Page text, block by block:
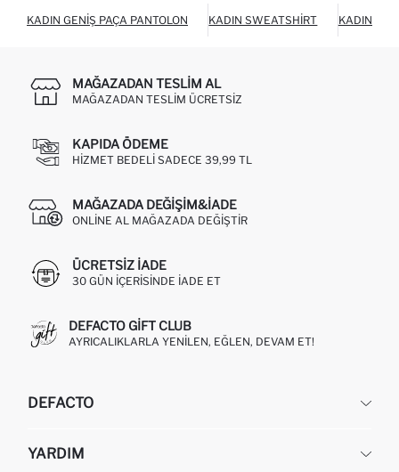
KADIN GENIŞ PAÇA PANTOLON KADIN SWEATSHIRT KADIN
MAĞAZADAN TESLIM AL
MAĞAZADAN TESLIM ÜCRETSIZ
KAPIDA ÖDEME
HIZMET BEDELI SADECE 39,99 TL
MAĞAZADA DEĞIŞIM&İADE
ONLINE AL MAĞAZADA DEĞIŞTIR
ÜCRETSIZ IADE
30 GÜN IÇERISINDE IADE ET
DEFACTO GIFT CLUB
AYRICALIKLARLA YENILEN, EĞLEN, DEVAM ET!
DEFACTO
HAKKIMIZDA
YARDIM